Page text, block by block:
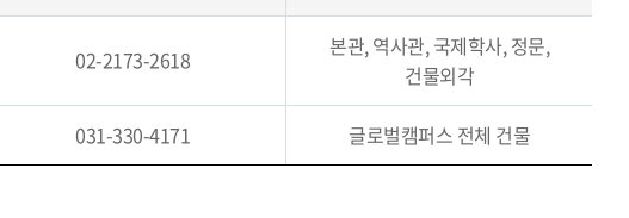
02-2173-2618
본관, 역사관, 국제학사, 정문,
건물외각
031-330-4171 글로벌캠퍼스 전체 건물